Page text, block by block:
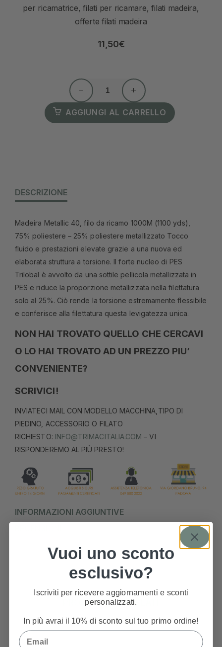
per ricamatrice, filati per ricamare, filati madeira,
offerte filati madeira
11,50€
AGGIUNGI AL CARRELLO
DESCRIZIONE
Madeira Metallic 40, filo da ricamo 1000M (1100 yds),
75% poliestere – 25% poliestere metallizzato Tocco
fluido e prestazioni elevate grazie a una nuova ed
elaborata struttura a torsione. Il forte nucleo di PES
Trilobal è avvolto da una sottile pellicola metallizzata in
PES e riduce la proporzione metallizzata nella filettatura
solo al 25%. Ciò rende la torsione estremamente flessibile
e conferisce alla filettatura questa levigatezza unica.
NON HAI TROVATO QUELLO CHE CERCAVI
O LO HAI TROVATO AD UN PREZZO PIU’
CONVENIENTE?
SCRIVICI!
INVIATECI MAIL CON MODELLO MACCHINA,TIPO DI
PIEDINO, ACCESSORIO O FILATO
RICHIESTO: INFO@TRIMACITALIA.COM – VI
RISPONDEREMO AL PIÙ PRESTO!
INFORMAZIONI AGGIUNTIVE
PRODOTTI CORRELATI
Vuoi uno sconto
esclusivo?
Iscriviti per ricevere aggiornamenti e sconti
personalizzati.
In più avrai il 10% di sconto sul tuo primo ordine!
Email